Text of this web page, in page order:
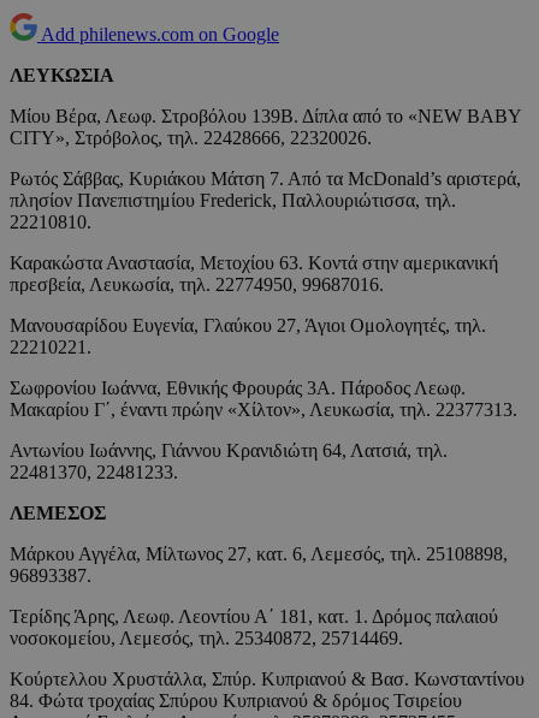
Add philenews.com on Google
ΛΕΥΚΩΣΙΑ
Μίου Βέρα, Λεωφ. Στροβόλου 139Β. Δίπλα από το «NEW BABY
CITY», Στρόβολος, τηλ. 22428666, 22320026.
Ρωτός Σάββας, Κυριάκου Μάτση 7. Από τα McDonald’s αριστερά,
πλησίον Πανεπιστημίου Frederick, Παλλουριώτισσα, τηλ.
22210810.
Καρακώστα Αναστασία, Μετοχίου 63. Κοντά στην αμερικανική
πρεσβεία, Λευκωσία, τηλ. 22774950, 99687016.
Μανουσαρίδου Ευγενία, Γλαύκου 27, Άγιοι Ομολογητές, τηλ.
22210221.
Σωφρονίου Ιωάννα, Εθνικής Φρουράς 3Α. Πάροδος Λεωφ.
Μακαρίου Γ΄, έναντι πρώην «Χίλτον», Λευκωσία, τηλ. 22377313.
Αντωνίου Ιωάννης, Γιάννου Κρανιδιώτη 64, Λατσιά, τηλ.
22481370, 22481233.
ΛΕΜΕΣΟΣ
Μάρκου Αγγέλα, Μίλτωνος 27, κατ. 6, Λεμεσός, τηλ. 25108898,
96893387.
Τερίδης Άρης, Λεωφ. Λεοντίου Α΄ 181, κατ. 1. Δρόμος παλαιού
νοσοκομείου, Λεμεσός, τηλ. 25340872, 25714469.
Κούρτελλου Χρυστάλλα, Σπύρ. Κυπριανού & Βασ. Κωνσταντίνου
84. Φώτα τροχαίας Σπύρου Κυπριανού & δρόμος Τσιρείου